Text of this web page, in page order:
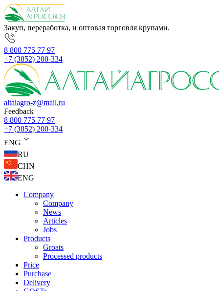
Закуп, переработка, и оптовая торговля крупами.
8 800 775 77 97
+7 (3852) 200-334
altaiagro-z@mail.ru
Feedback
8 800 775 77 97
+7 (3852) 200-334
ENG
RU
CHN
ENG
Company
Company
News
Articles
Jobs
Products
Groats
Processed products
Price
Purchase
Delivery